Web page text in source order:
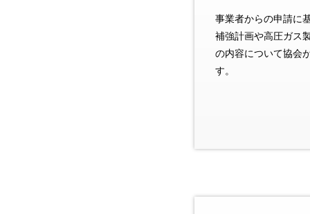
事業者からの申請に
補強計画や高圧ガス
の内容について協会
す。